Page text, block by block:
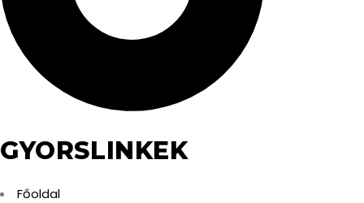
GYORSLINKEK
Főoldal